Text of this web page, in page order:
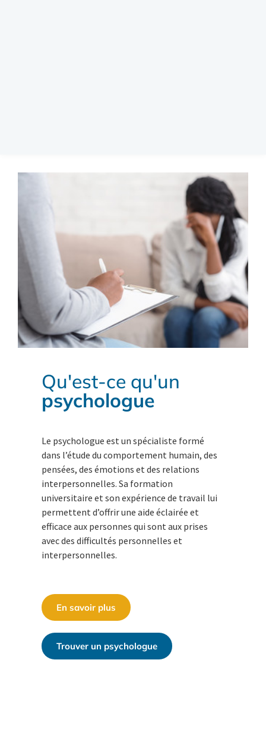
Qu'est-ce qu'un
psychologue
Le psychologue est un spécialiste formé
dans l’étude du comportement humain, des
pensées, des émotions et des relations
interpersonnelles. Sa formation
universitaire et son expérience de travail lui
permettent d’offrir une aide éclairée et
efficace aux personnes qui sont aux prises
avec des difficultés personnelles et
interpersonnelles.
En savoir plus
Trouver un psychologue